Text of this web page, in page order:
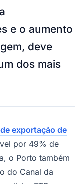
vive um
a
e o
de Portos
de
bilhão com